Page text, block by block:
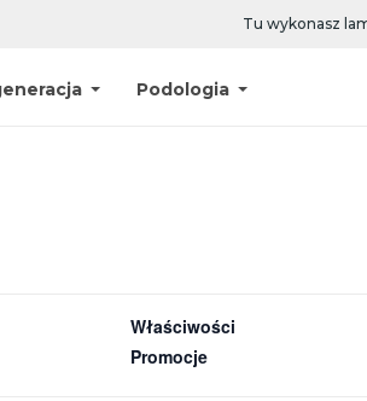
Tu wykonasz
Podologia
Właściwości
Promocje